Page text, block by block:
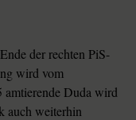
der rechten PiS-
wird vom
amtierende Duda wird
auch weiterhin